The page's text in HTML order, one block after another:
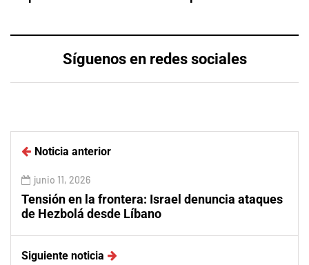
Síguenos en redes sociales
Noticia anterior
junio 11, 2026
Tensión en la frontera: Israel denuncia ataques
de Hezbolá desde Líbano
Siguiente noticia